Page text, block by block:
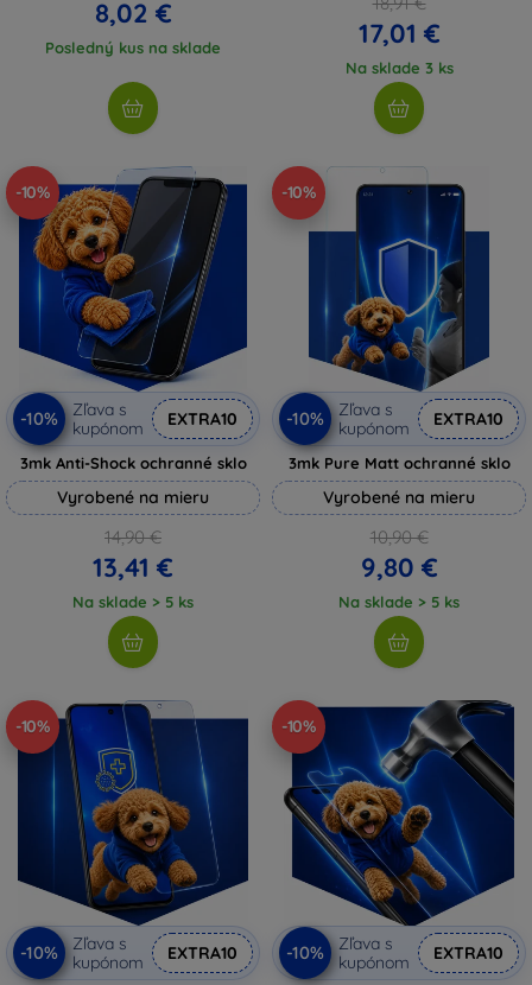
8,02 €
Posledný kus na sklade 17,01 €
Na sklade 3 ks
-10%
-10%
Zľava s
kupónom
EXTRA10
3mk Anti-Shock ochranné sklo
Vyrobené na mieru
14,90 €
13,41 €
Na sklade > 5 ks
-10%
-10%
Zľava s
kupónom
EXTRA10
3mk Pure Matt ochranné sklo
Vyrobené na mieru
10,90 €
9,80 €
Na sklade > 5 ks
-10%
-10%
Zľava s
kupónom
EXTRA10
-10%
-10%
Zľava s
kupónom
EXTRA10